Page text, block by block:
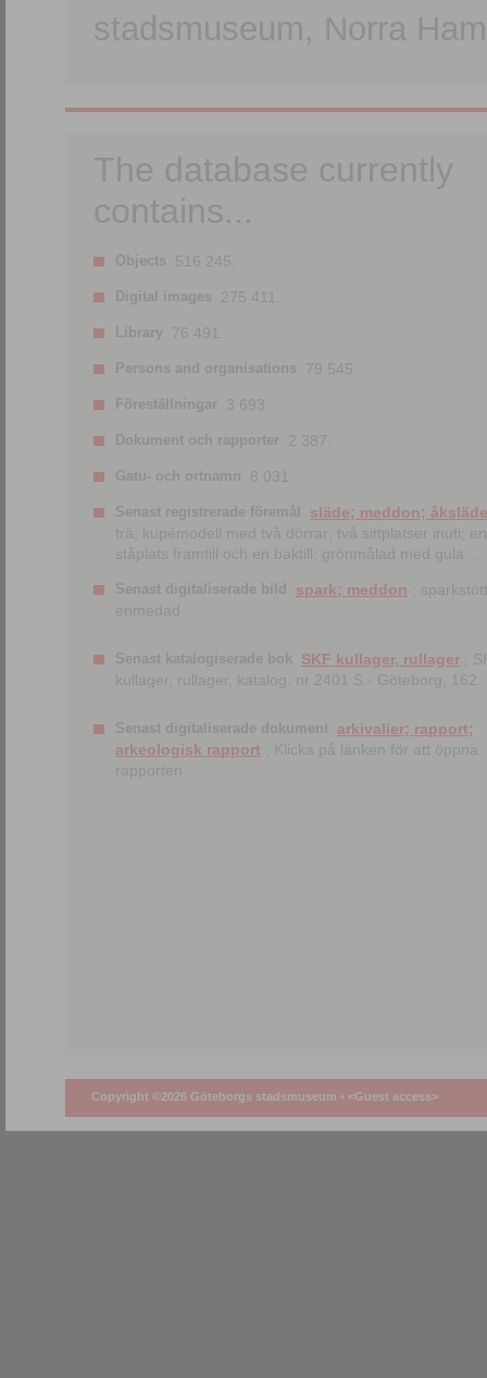
stadsmuseum, Norra
The database currently
contains...
Objects 516 245.
Digital images 275 411.
Library 76 491.
Persons and organisations 79 545.
Föreställningar 3 693.
Dokument och rapporter 2 387.
Gatu- och ortnamn 8 031.
Senast registrerade föremål
släde; meddon; åksläde
trä; kupémodell med två dörrar; två sittplatser inuti; en
ståplats framtill och en baktill; grönmålad med gula ...
Senast digitaliserade bild spark; meddon ;
enmedad
Senast katalogiserade bok SKF kullager, rullager ;
kullager, rullager, katalog. nr 2401 S.- Göteborg, 162
Senast digitaliserade dokument arkivalier; rapport;
arkeologisk rapport ; Klicka på länken för att öppna
rapporten
Copyright ©2026 Göteborgs stadsmuseum • <Guest access>